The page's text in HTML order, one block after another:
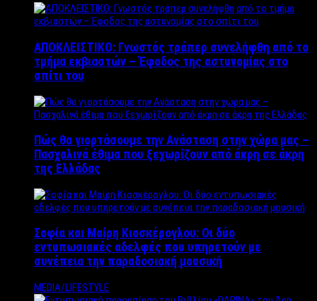
ΑΠΟΚΛΕΙΣΤΙΚΟ: Γνωστός τράπερ συνελήφθη από το
τμήμα εκβιαστών – Έφοδος της αστυνομίας στο
σπίτι του
Πώς θα γιορτάσουμε την Ανάσταση στην χώρα μας –
Πασχαλινά έθιμα που ξεχωρίζουν από άκρη σε άκρη
της Ελλάδας
Σοφία και Μαίρη Κιοσκέρογλου: Οι δύο
εντυπωσιακές αδελφές που υπηρετούν με
συνέπεια την παραδοσιακή μουσική
MEDIA/LIFESTYLE